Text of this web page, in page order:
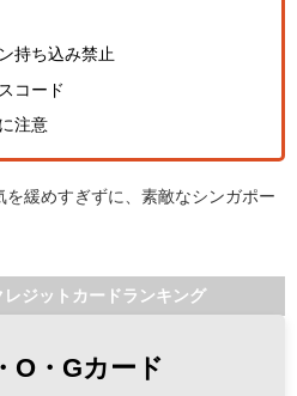
持ち込み禁止
コード
注意
緩めすぎずに、素敵なシンガポー
ジットカードランキング
O・Gカード